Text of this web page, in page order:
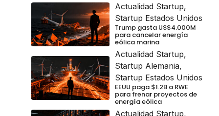
Actualidad Startup,
Startup Estados Unidos
Trump gasta US$4.000M
para cancelar energía
eólica marina
Actualidad Startup,
Startup Alemania,
Startup Estados Unidos
EEUU paga $1.2B a RWE
para frenar proyectos de
energía eólica
Actualidad Startup,